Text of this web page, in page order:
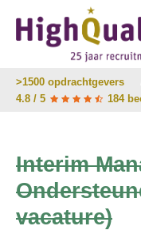
>1500 opdrachtgevers
4.8 / 5
184
Interim
vacature)